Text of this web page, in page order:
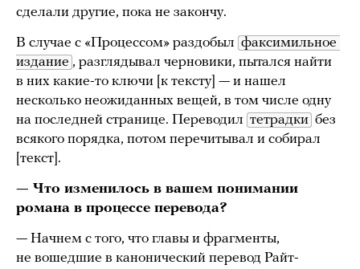
сделали другие, пока не закончу.
В случае с «Процессом» раздобыл факсимильное
издание , разглядывал черновики, пытался найти
в них какие-то ключи [к тексту] — и нашел
несколько неожиданных вещей, в том числе одну
на последней странице. Переводил тетрадки без
всякого порядка, потом перечитывал и собирал
[текст].
— Что изменилось в вашем понимании
романа в процессе перевода?
— Начнем с того, что главы и фрагменты,
не вошедшие в канонический перевод Райт-